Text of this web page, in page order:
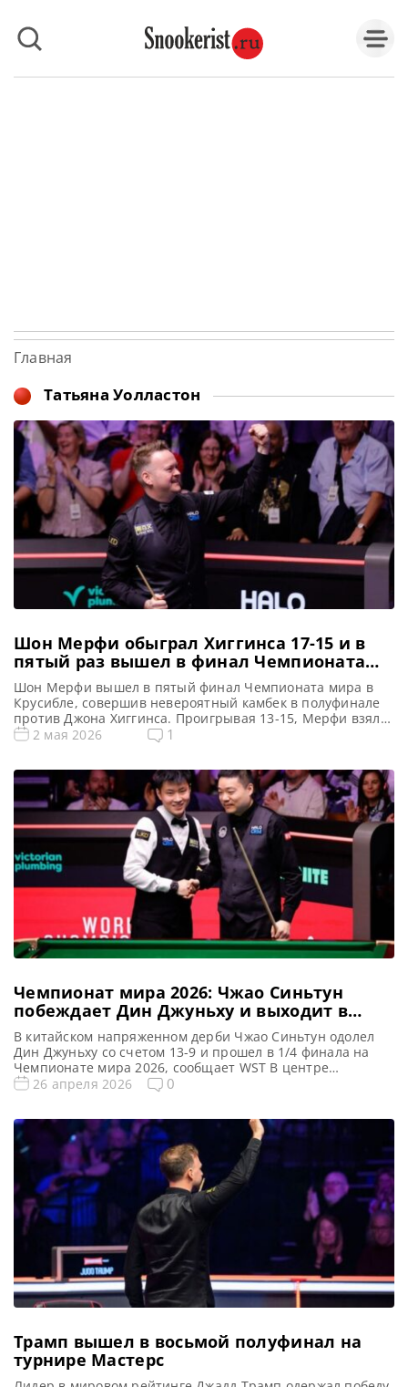
Главная
Татьяна Уолластон
Шон Мерфи обыграл Хиггинса 17-15 и в
пятый раз вышел в финал Чемпионата
мира по снукеру
Шон Мерфи вышел в пятый финал Чемпионата мира в
Крусибле, совершив невероятный камбек в полуфинале
против Джона Хиггинса. Проигрывая 13-15, Мерфи взял
инициативу в свои руки, сделал три сенчури и одержал
впечатляющий камбек и одержав победу над Джоном
Хиггинсом со […]
2 мая 2026 1
Чемпионат мира 2026: Чжао Синьтун
побеждает Дин Джуньху и выходит в
четвертьфинал
В китайском напряженном дерби Чжао Синьтун одолел
Дин Джуньху со счетом 13-9 и прошел в 1/4 финала на
Чемпионате мира 2026, сообщает WST В центре
внимания оказался матч двух китайских звёзд: Чжао
противостояние стало настоящим событием для всей […]
26 апреля 2026 0
Трамп вышел в восьмой полуфинал на
турнире Мастерс